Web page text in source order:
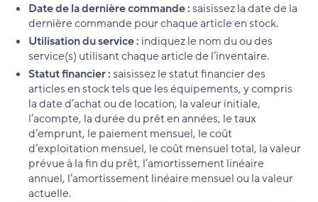
Date de la dernière commande :saisissez la date de la
dernière commande pour chaque article en stock.
Utilisation du service : indiquez le nom du ou des
service(s) utilisant chaque article de l’inventaire.
Statut financier :saisissez le statut financier des
articles en stock tels que les équipements, y compris
la date d’achat ou de location, la valeur initiale,
l’acompte, la durée du prêt en années, le taux
d’emprunt, le paiement mensuel, le coût
d’exploitation mensuel, le coût mensuel total, la valeur
prévue à la fin du prêt, l’amortissement linéaire
annuel, l’amortissement linéaire mensuel ou la valeur
actuelle.